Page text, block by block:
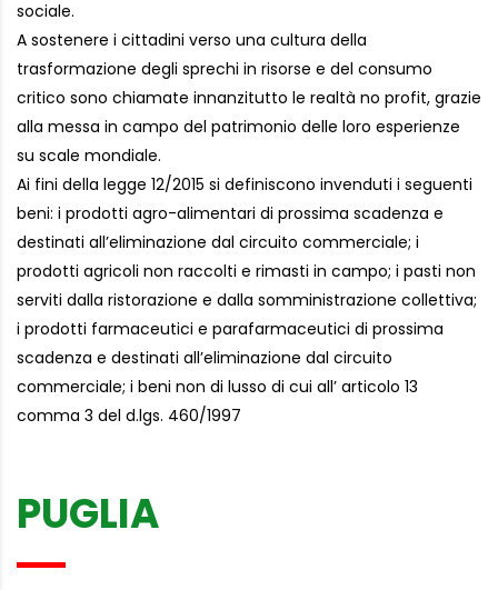
sociale.
A sostenere i cittadini verso una cultura della
trasformazione degli sprechi in risorse e del consumo
critico sono chiamate innanzitutto le realtà no profit, grazie
alla messa in campo del patrimonio delle loro esperienze
su scale mondiale.
Ai fini della legge 12/2015 si definiscono invenduti i seguenti
beni: i prodotti agro-alimentari di prossima scadenza e
destinati all’eliminazione dal circuito commerciale; i
prodotti agricoli non raccolti e rimasti in campo; i pasti non
serviti dalla ristorazione e dalla somministrazione collettiva;
i prodotti farmaceutici e parafarmaceutici di prossima
scadenza e destinati all’eliminazione dal circuito
commerciale; i beni non di lusso di cui all’ articolo 13
comma 3 del d.lgs. 460/1997
PUGLIA